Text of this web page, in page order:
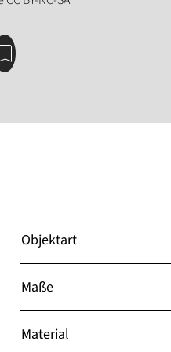
Objektart
Maße
Material